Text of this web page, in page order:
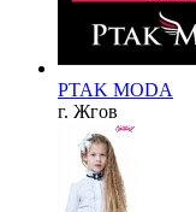
PTAK MODA
г. Жгов